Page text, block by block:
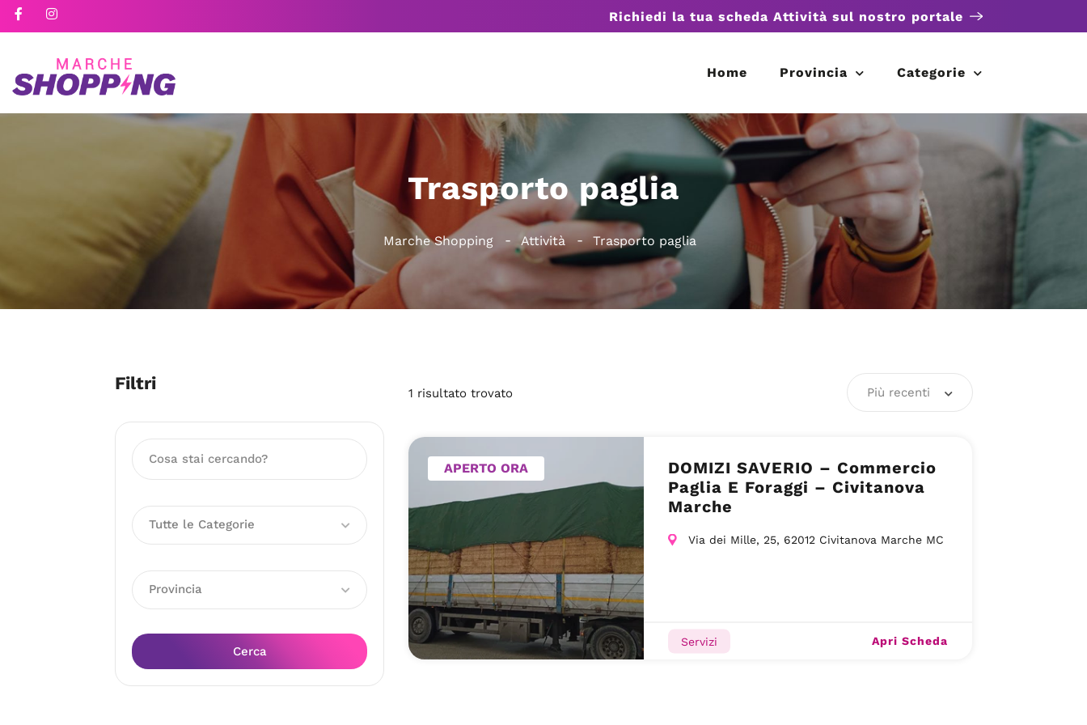
Richiedi la tua scheda Attività sul nostro portale
Home Provincia Categorie
Trasporto paglia
Marche Shopping Attività Trasporto paglia
Filtri
Tutte le Categorie
Provincia
Cerca
1 risultato trovato Più recenti
APERTO ORA
DOMIZI SAVERIO – Commercio
Paglia E Foraggi – Civitanova
Marche
Via dei Mille, 25, 62012 Civitanova Marche MC
Servizi Apri Scheda